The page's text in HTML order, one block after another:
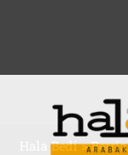
Hala Bedi>